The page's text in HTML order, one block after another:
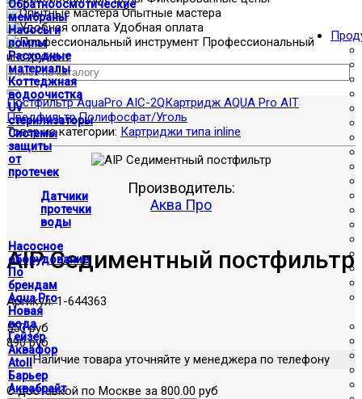
Обратноосмотические
мембраны
Насосы и
помпы
Расходные
материалы
Коттеджная
водоочистка
UV
стерилизаторы
Системы
защиты
от
протечек
Датчики
протечки
воды
Насосное
оборудование
По
брендам
Aqua Pro
Новая
вода
Гейзер
Аквафор
Atoll
Барьер
Аквабрайт
Опытные мастера
Удобная оплата
Профессиональный
инструмент
Постфильтр AquaPro AIC-2QКартридж AQUA Pro AIT
Предфильтр,Полифосфат/Уголь
Товар из категории: Картриджи типа inline
Производитель:
Аква Про
AIP Седиментный постфильтр
Артикул:1-644363
550 руб
890 руб
Наличие товара уточняйте у менеджера по телефону
С доставкой по Москве за 800.00 руб